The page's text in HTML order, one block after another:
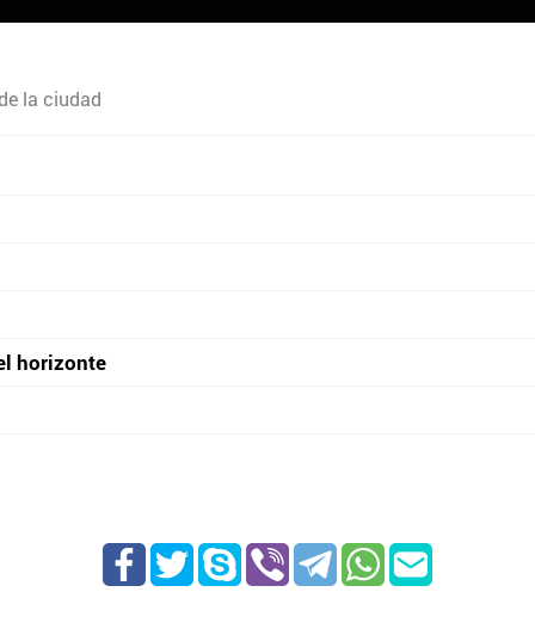
la ciudad
horizonte